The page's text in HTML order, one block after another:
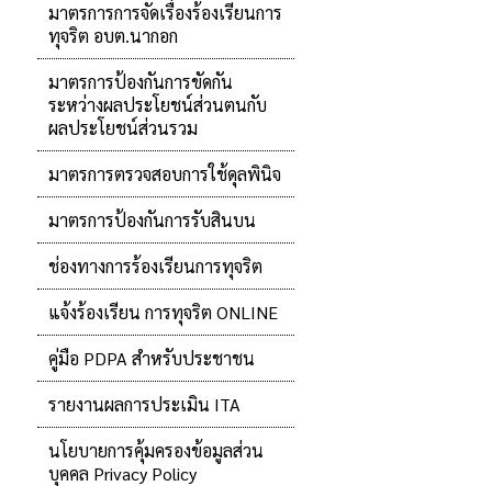
มาตรการการจัดเรื่องร้องเรียนการ
ทุจริต อบต.นากอก
มาตรการป้องกันการขัดกัน
ระหว่างผลประโยชน์ส่วนตนกับ
ผลประโยชน์ส่วนรวม
มาตรการตรวจสอบการใช้ดุลพินิจ
มาตรการป้องกันการรับสินบน
ช่องทางการร้องเรียนการทุจริต
แจ้งร้องเรียน การทุจริต ONLINE
คู่มือ PDPA สำหรับประชาชน
รายงานผลการประเมิน ITA
นโยบายการคุ้มครองข้อมูลส่วน
บุคคล Privacy Policy